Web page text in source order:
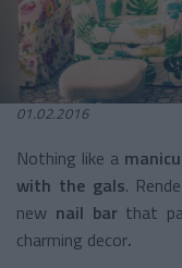
01.02.2016
Nothing like a
with the gals.
new nail bar that
charming decor.